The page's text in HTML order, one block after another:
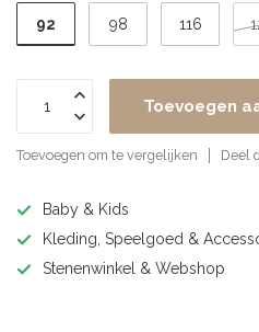
92 98 116
Toevoegen
Toevoegen om te vergelijken Deel
Baby & Kids
Kleding, Speelgoed &
Stenenwinkel & Webshop